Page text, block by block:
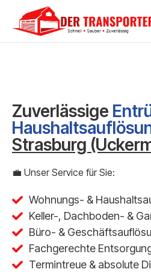
Zuverlässige
Strasburg
💼 Unser Service für Sie:
Wohnungs- &
Keller-, Dachboden- &
Büro- &
Fachgerechte
Termintreue & absolute